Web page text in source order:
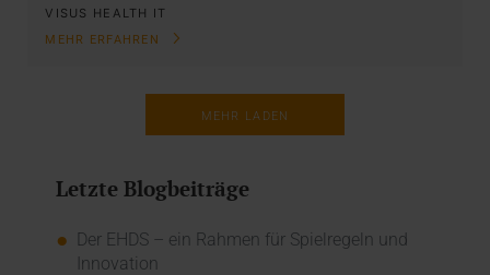
VISUS HEALTH IT
MEHR ERFAHREN
MEHR LADEN
Letzte Blogbeiträge
Der EHDS – ein Rahmen für Spielregeln und
Innovation